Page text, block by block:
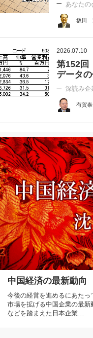
あなた
坂田
2026.07.10
第152回
データ
深読み企
有賀
中国経済の最新動向
今後の経営を進めるにあた
市場を拡げる中国企業の最
などを踏まえた日本企業…